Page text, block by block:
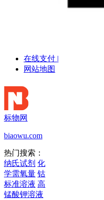
在线支付 |
网站地图
标物网
biaowu.com
热门搜索：
纳氏试剂 化
学需氧量 钴
标准溶液 高
锰酸钾溶液